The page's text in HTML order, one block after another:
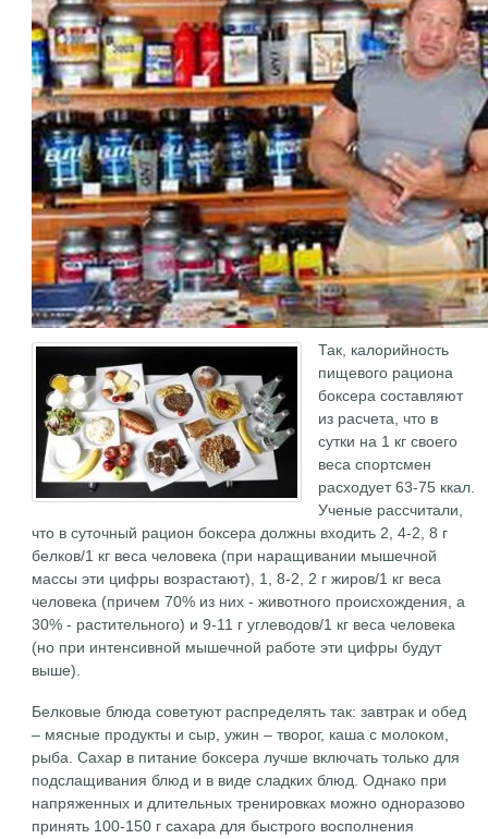
Так, калорийность
пищевого рациона
боксера составляют
из расчета, что в
сутки на 1 кг своего
веса спортсмен
расходует 63-75 ккал.
Ученые рассчитали,
что в суточный рацион боксера должны входить 2, 4-2, 8 г
белков/1 кг веса человека (при наращивании мышечной
массы эти цифры возрастают), 1, 8-2, 2 г жиров/1 кг веса
человека (причем 70% из них - животного происхождения, а
30% - растительного) и 9-11 г углеводов/1 кг веса человека
(но при интенсивной мышечной работе эти цифры будут
выше).
Белковые блюда советуют распределять так: завтрак и обед
– мясные продукты и сыр, ужин – творог, каша с молоком,
рыба. Сахар в питание боксера лучше включать только для
подслащивания блюд и в виде сладких блюд. Однако при
напряженных и длительных тренировках можно одноразово
принять 100-150 г сахара для быстрого восполнения